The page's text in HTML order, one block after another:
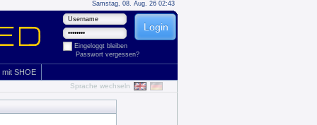
Samstag, 08. Aug. 26 02:43
Eingeloggt bleiben
Passwort vergessen?
mit SHOE
Sprache wechseln